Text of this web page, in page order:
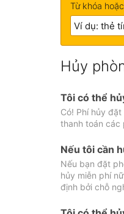
Từ khóa
Hủy
Tôi có thể
Có! Phí hủy
thanh toán các
Nếu tôi cần
Nếu bạn đặt
hủy miễn phí
định bởi chỗ